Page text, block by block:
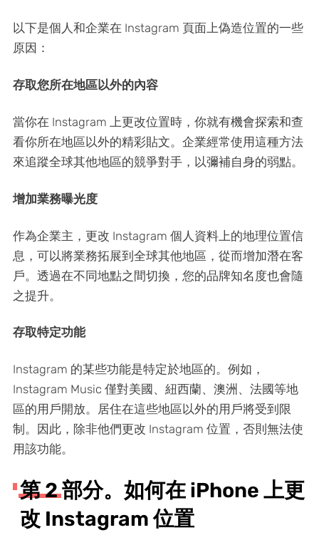
以下是個人和企業在 Instagram 頁面上偽造位置的一些
原因：
存取您所在地區以外的內容
當你在 Instagram 上更改位置時，你就有機會探索和查
看你所在地區以外的精彩貼文。企業經常使用這種方法
來追蹤全球其他地區的競爭對手，以彌補自身的弱點。
增加業務曝光度
作為企業主，更改 Instagram 個人資料上的地理位置信
息，可以將業務拓展到全球其他地區，從而增加潛在客
戶。透過在不同地點之間切換，您的品牌知名度也會隨
之提升。
存取特定功能
Instagram 的某些功能是特定於地區的。例如，
Instagram Music 僅對美國、紐西蘭、澳洲、法國等地
區的用戶開放。居住在這些地區以外的用戶將受到限
制。因此，除非他們更改 Instagram 位置，否則無法使
用該功能。
第 2 部分。如何在 iPhone 上更
改 Instagram 位置